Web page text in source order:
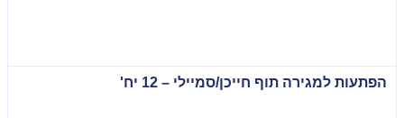
הפתעות למגירה תוף חייכן/סמיילי – 12 יח'